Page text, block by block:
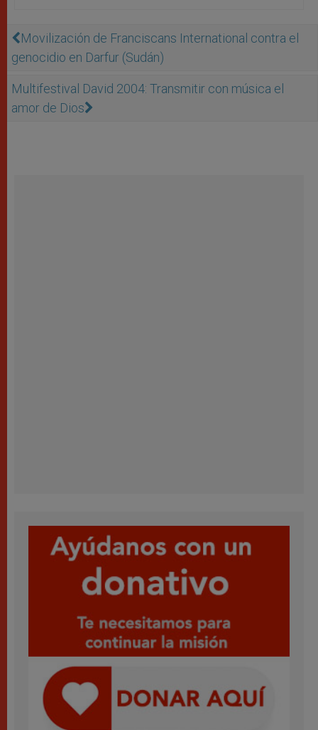
Movilización de Franciscans International contra el
genocidio en Darfur (Sudán)
Multifestival David 2004: Transmitir con música el
amor de Dios